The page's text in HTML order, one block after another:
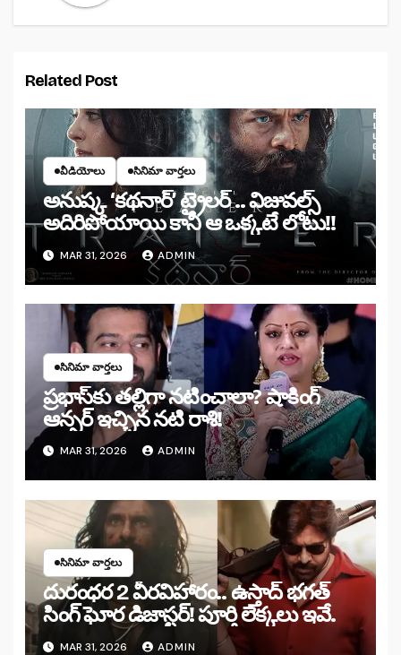
Related Post
వీడియోలు సినిమా వార్తలు
అనుష్క ‘కథనార్’ ట్రైలర్ .. విజువల్స్
అదిరిపోయాయి కానీ ఆ ఒక్కటే లోటు!!
MAR 31, 2026 ADMIN
సినిమా వార్తలు
ప్రభాస్‌కు తల్లిగా నటించాలా? షాకింగ్
ఆన్సర్ ఇచ్చిన నటి రాశి!
MAR 31, 2026 ADMIN
సినిమా వార్తలు
దురంధర 2 వీరవిహారం.. ఉస్తాద్ భగత్
సింగ్ ఘోర డిజాస్టర్! పూర్తి లెక్కలు ఇవే.
MAR 31, 2026 ADMIN